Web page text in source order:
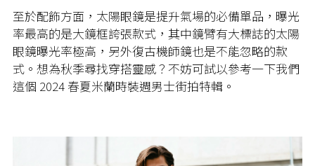
至於配飾方面，太陽眼鏡是提升氣場的必備單品，曝光
率最高的是大鏡框誇張款式，其中鏡臂有大標誌的太陽
眼鏡曝光率極高，另外復古機師鏡也是不能忽略的款
式。想為秋季尋找穿搭靈感？不妨可試以參考一下我們
這個 2024 春夏米蘭時裝週男士街拍特輯。